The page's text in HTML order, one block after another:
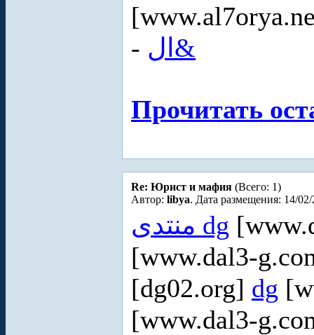
-
ال&
Прочитать
Re: Юрист и мафия (Всего: 1)
Автор: libya. Дата размещения: 14/02/
منتدى dg
[www.dal3-
[dg02.org] dg
[www.dal3-